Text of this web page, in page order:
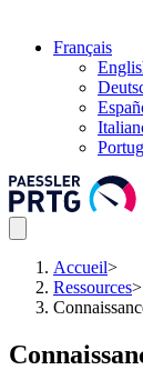
Français
Accueil>
Ressources>